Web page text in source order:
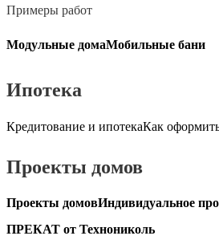
Примеры работ
Модульные домаМобильные бани
Ипотека
Кредитование и ипотекаКак
Проекты домов
Проекты домовИндивидуальное
ПРЕКАТ от Технониколь